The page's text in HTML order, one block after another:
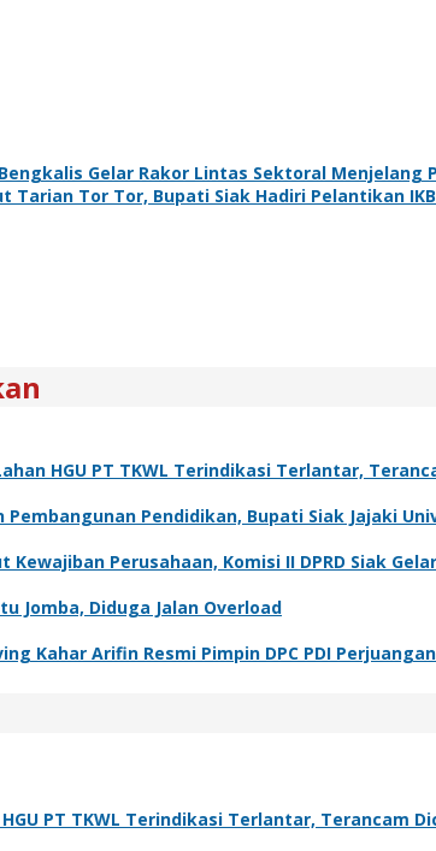
Gelar Rakor Lintas Sektoral Menjelang
Tarian Tor Tor, Bupati Siak Hadiri Pelantikan
HGU PT TKWL Terindikasi Terlantar,
Pendidikan, Bupati Siak Jajaki
Perusahaan, Komisi II DPRD Siak
Jomba, Diduga Jalan Overload
Kahar Arifin Resmi Pimpin DPC PDI
PT TKWL Terindikasi Terlantar, Terancam